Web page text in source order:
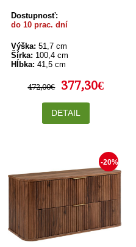
vrchnou doskou
Dostupnosť:
do 10 prac. dní
Výška: 51,7 cm
Šírka: 100,4 cm
Hĺbka: 41,5 cm
472,00€ 377,30€
DETAIL
-20%